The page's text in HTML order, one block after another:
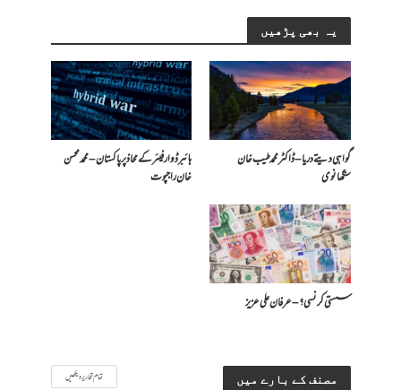
یہ بھی پڑھیں
گواہی دیتے دریا – ڈاکٹر محمد طیب خان
سنگھانوی
ہائبرڈ وار فیئر کے محاذ پر پاکستان – محمد محسن
خان راجپوت
سستی کرنسی؟ – عرفان علی عزیز
مصنف کے بارے میں تمام تحاریر دیکھیں